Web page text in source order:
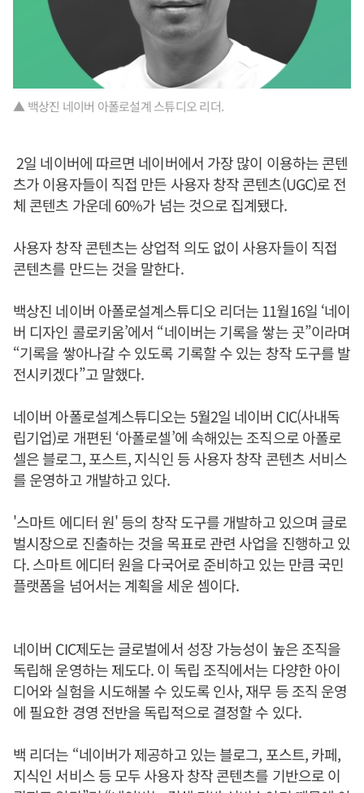
▲ 백상진 네이버 아폴로설계 스튜디오 리더.
2일 네이버에 따르면 네이버에서 가장 많이 이용하는 콘텐
츠가 이용자들이 직접 만든 사용자 창작 콘텐츠(UGC)로 전
체 콘텐츠 가운데 60%가 넘는 것으로 집계됐다.
사용자 창작 콘텐츠는 상업적 의도 없이 사용자들이 직접
콘텐츠를 만드는 것을 말한다.
백상진 네이버 아폴로설계스튜디오 리더는 11월16일 ‘네이
버 디자인 콜로키움’에서 “네이버는 기록을 쌓는 곳”이라며
“기록을 쌓아나갈 수 있도록 기록할 수 있는 창작 도구를 발
전시키겠다”고 말했다.
네이버 아폴로설계스튜디오는 5월2일 네이버 CIC(사내독
립기업)로 개편된 ‘아폴로셀’에 속해있는 조직으로 아폴로
셀은 블로그, 포스트, 지식인 등 사용자 창작 콘텐츠 서비스
를 운영하고 개발하고 있다.
'스마트 에디터 원' 등의 창작 도구를 개발하고 있으며 글로
벌시장으로 진출하는 것을 목표로 관련 사업을 진행하고 있
다. 스마트 에디터 원을 다국어로 준비하고 있는 만큼 국민
플랫폼을 넘어서는 계획을 세운 셈이다.
네이버 CIC제도는 글로벌에서 성장 가능성이 높은 조직을
독립해 운영하는 제도다. 이 독립 조직에서는 다양한 아이
디어와 실험을 시도해볼 수 있도록 인사, 재무 등 조직 운영
에 필요한 경영 전반을 독립적으로 결정할 수 있다.
백 리더는 “네이버가 제공하고 있는 블로그, 포스트, 카페,
지식인 서비스 등 모두 사용자 창작 콘텐츠를 기반으로 이